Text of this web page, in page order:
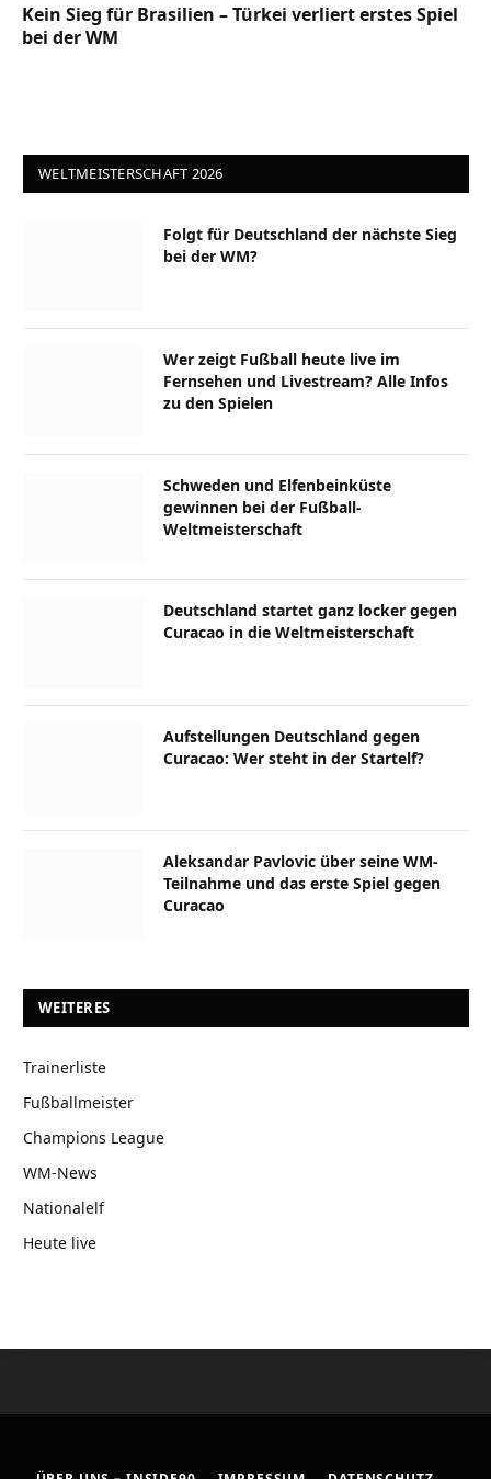
Kein Sieg für Brasilien – Türkei verliert erstes Spiel
bei der WM
WELTMEISTERSCHAFT 2026
Folgt für Deutschland der nächste Sieg
bei der WM?
Wer zeigt Fußball heute live im
Fernsehen und Livestream? Alle Infos
zu den Spielen
Schweden und Elfenbeinküste
gewinnen bei der Fußball-
Weltmeisterschaft
Deutschland startet ganz locker gegen
Curacao in die Weltmeisterschaft
Aufstellungen Deutschland gegen
Curacao: Wer steht in der Startelf?
Aleksandar Pavlovic über seine WM-
Teilnahme und das erste Spiel gegen
Curacao
WEITERES
Trainerliste
Fußballmeister
Champions League
WM-News
Nationalelf
Heute live